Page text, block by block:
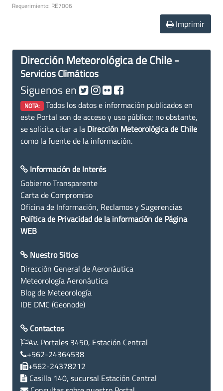
Requerimiento: RE7006
Imprimir
Dirección Meteorológica de Chile -
Servicios Climáticos
Siguenos en
NOTA: Todos los datos e información publicados en
este Portal son de acceso y uso público; no obstante,
se solicita citar a la Dirección Meteorológica de Chile
como la fuente de la información.
Información de Interés
Gobierno Transparente
Carta de Compromiso
Oficina de Información, Reclamos y Sugerencias
Política de Privacidad de la información de Página
WEB
Nuestro Sitios
Dirección General de Aeronáutica
Meteorología Aeronáutica
Blog de Meteorología
IDE DMC (Geonode)
Contactos
Av. Portales 3450, Estación Central
+562-24364538
+562-24378212
Casilla 140, sucursal Estación Central